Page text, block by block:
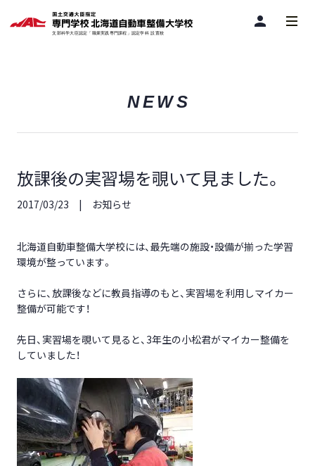
person
NEWS
放課後の実習場を覗いて見ました。
2017/03/23 お知らせ
北海道自動車整備大学校には、最先端の施設・設備が揃った学習
環境が整っています。
さらに、放課後などに教員指導のもと、実習場を利用しマイカー
整備が可能です！
先日、実習場を覗いて見ると、3年生の小松君がマイカー整備を
していました！